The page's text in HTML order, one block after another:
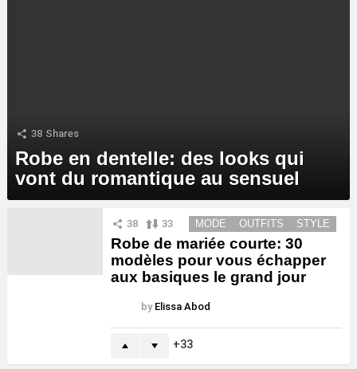
38 Shares
Robe en dentelle: des looks qui
vont du romantique au sensuel
38 33 MODE OUTFITS STYLE
Robe de mariée courte: 30
modèles pour vous échapper
aux basiques le grand jour
by Elissa Abod
33